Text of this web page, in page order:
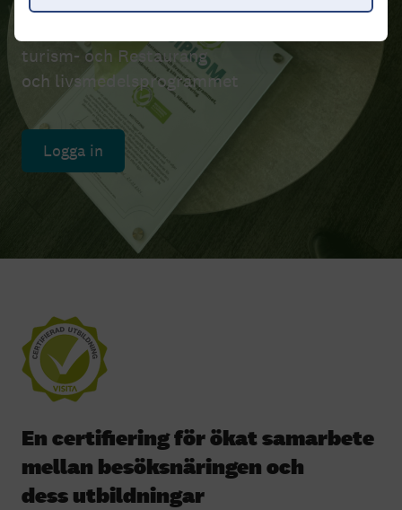
turism- och Restaurang
och livsmedelsprogrammet
Logga in
En certifiering för ökat samarbete
mellan besöksnäringen och
dess utbildningar